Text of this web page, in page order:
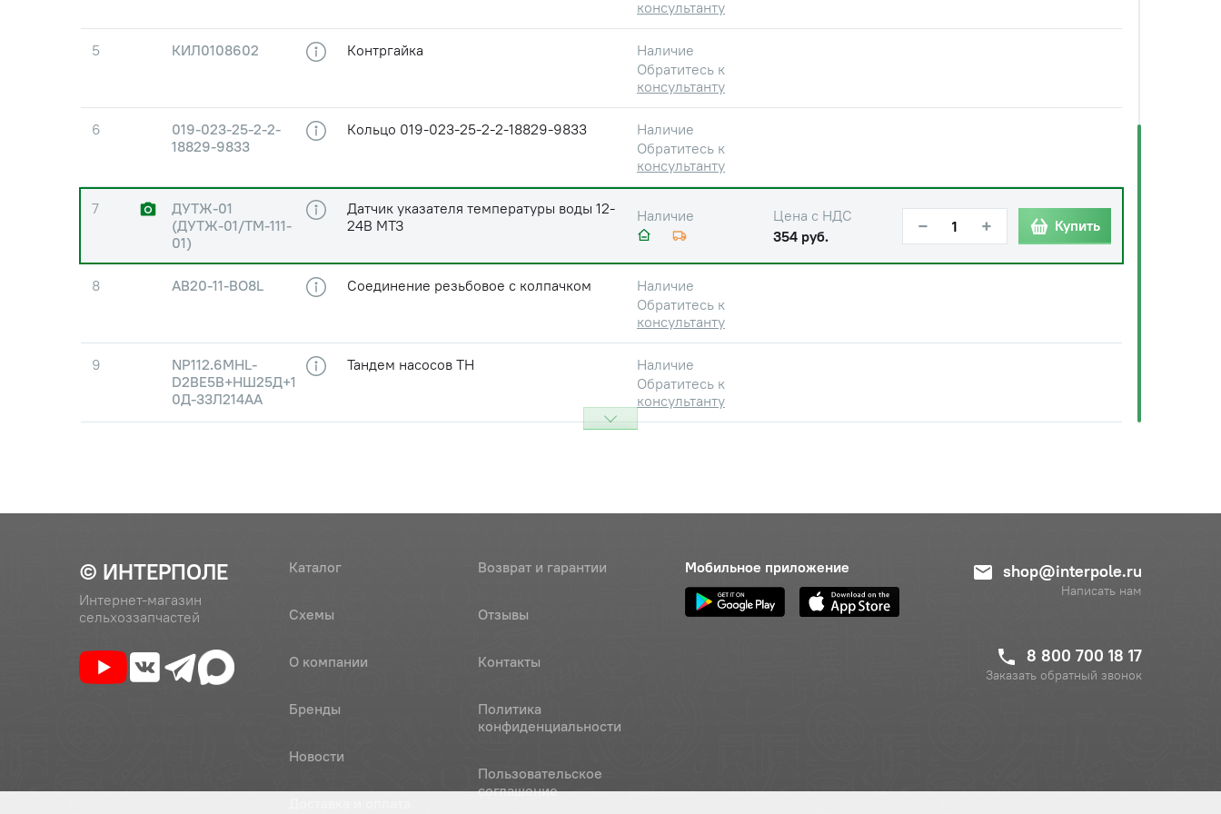
консультанту
5 КИЛ0108602 Контргайка
Наличие
Обратитесь к
консультанту
6
019-023-25-2-2-
18829-9833
Кольцо 019-023-25-2-2-18829-9833
Наличие
Обратитесь к
консультанту
7
ДУТЖ-01
(ДУТЖ-01/ТМ-111-
01)
Датчик указателя температуры воды 12-
24В МТЗ
Наличие
Цена с НДС
354 руб.
− + Купить
8 АВ20-11-ВО8L Соединение резьбовое с колпачком
Наличие
Обратитесь к
консультанту
9
NP112.6MHL-
D2BE5B+НШ25Д+1
0Д-33Л214АА
Тандем насосов ТН
Наличие
Обратитесь к
консультанту
© ИНТЕРПОЛЕ
Интернет-магазин
сельхоззапчастей
Каталог
Схемы
О компании
Бренды
Новости
Возврат и гарантии
Отзывы
Контакты
Политика
конфиденциальности
Пользовательское
соглашение
Мобильное приложение shop@interpole.ru
Написать нам
8 800 700 18 17
Заказать обратный звонок